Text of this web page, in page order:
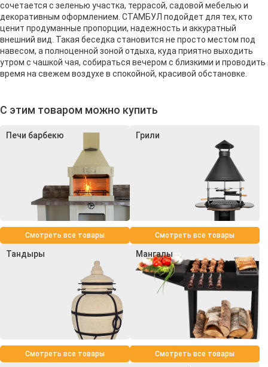
сочетается с зеленью участка, террасой, садовой мебелью и
декоративным оформлением. СТАМБУЛ подойдет для тех, кто
ценит продуманные пропорции, надежность и аккуратный
внешний вид. Такая беседка становится не просто местом под
навесом, а полноценной зоной отдыха, куда приятно выходить
утром с чашкой чая, собираться вечером с близкими и проводить
время на свежем воздухе в спокойной, красивой обстановке.
С этим товаром можно купить
Печи барбекю
Смотреть все товары
Грили
Смотреть все товары
Тандыры
Смотреть все товары
Мангалы
Смотреть все товары